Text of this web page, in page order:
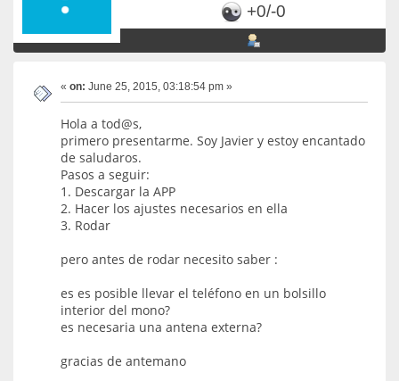
+0/-0
« on: June 25, 2015, 03:18:54 pm »
Hola a tod@s,
primero presentarme. Soy Javier y estoy encantado
de saludaros.
Pasos a seguir:
1. Descargar la APP
2. Hacer los ajustes necesarios en ella
3. Rodar
pero antes de rodar necesito saber :
es es posible llevar el teléfono en un bolsillo
interior del mono?
es necesaria una antena externa?
gracias de antemano